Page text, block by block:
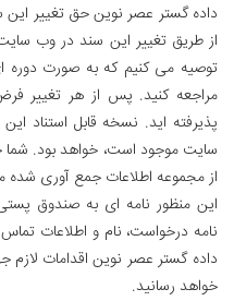
داده گستر عصر نوین حق تغییر
از طریق تغییر این سند در وب
توصیه می کنیم که به صورت دوره
مراجعه کنید. پس از هر تغییر
پذیرفته اید. نسخه قابل
سایت موجود است، خواهد بود. شما
از مجموعه اطلاعات جمع آوری شده
این منظور نامه ای به صندوق
نامه درخواست، نام و اطلاعات
داده گستر عصر نوین اقدامات لازم
خواهد رسانید.